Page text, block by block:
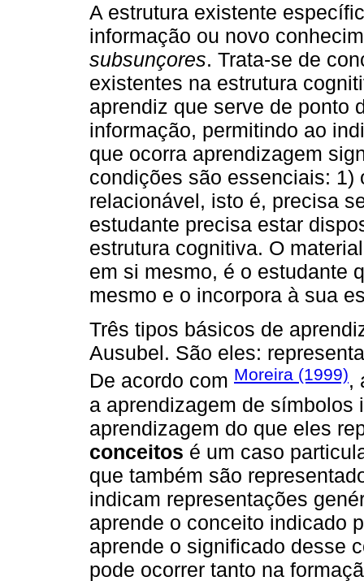
A estrutura existente
informação ou novo
subsunçores. Trata-se de
existentes na estrutura
aprendiz que serve de ponto
informação, permitindo ao
que ocorra aprendizagem
condições são essenciais: 1)
relacionável, isto é, precisa
estudante precisa estar
estrutura cognitiva. O
em si mesmo, é o estudante
mesmo e o incorpora à sua
Três tipos básicos de
Ausubel. São eles:
De acordo com Moreira (1999),
a aprendizagem de
aprendizagem do que eles
conceitos é um caso
que também são
indicam representações
aprende o conceito indicado
aprende o significado desse
pode ocorrer tanto na